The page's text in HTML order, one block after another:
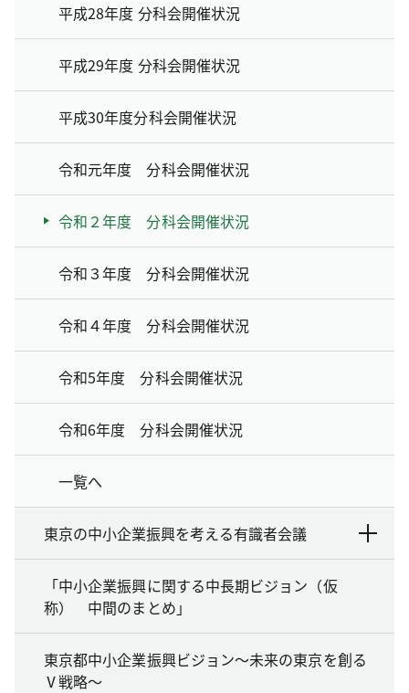
平成28年度 分科会開催状況
平成29年度 分科会開催状況
平成30年度分科会開催状況
令和元年度 分科会開催状況
令和２年度 分科会開催状況
令和３年度 分科会開催状況
令和４年度 分科会開催状況
令和5年度 分科会開催状況
令和6年度 分科会開催状況
一覧へ
東京の中小企業振興を考える有識者会議
「中小企業振興に関する中長期ビジョン（仮
称） 中間のまとめ」
東京都中小企業振興ビジョン～未来の東京を創る
Ⅴ戦略～